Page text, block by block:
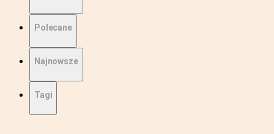
Polecane
Najnowsze
Tagi